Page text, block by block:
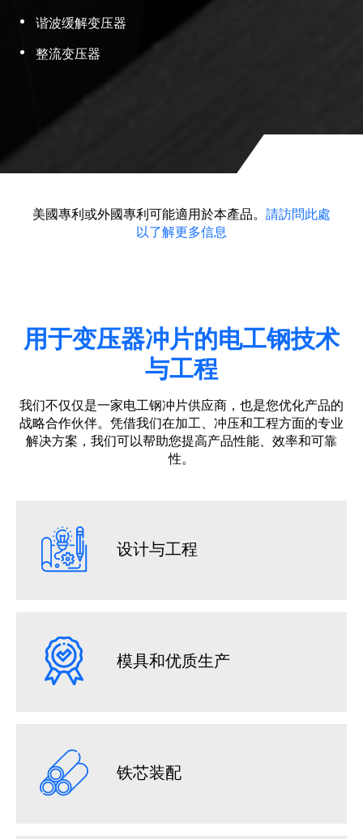
谐波缓解变压器
整流变压器
美國專利或外國專利可能適用於本產品。 請訪問此處
以了解更多信息
用于变压器冲片的电工钢技术
与工程
我们不仅仅是一家电工钢冲片供应商，也是您优化产品的
战略合作伙伴。凭借我们在加工、冲压和工程方面的专业
解决方案，我们可以帮助您提高产品性能、效率和可靠
性。
设计与工程
模具和优质生产
铁芯装配